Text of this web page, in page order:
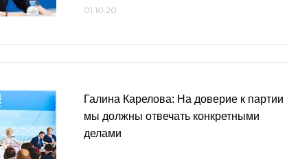
01.10.20
Галина Карелова: На доверие к партии
мы должны отвечать конкретными
делами